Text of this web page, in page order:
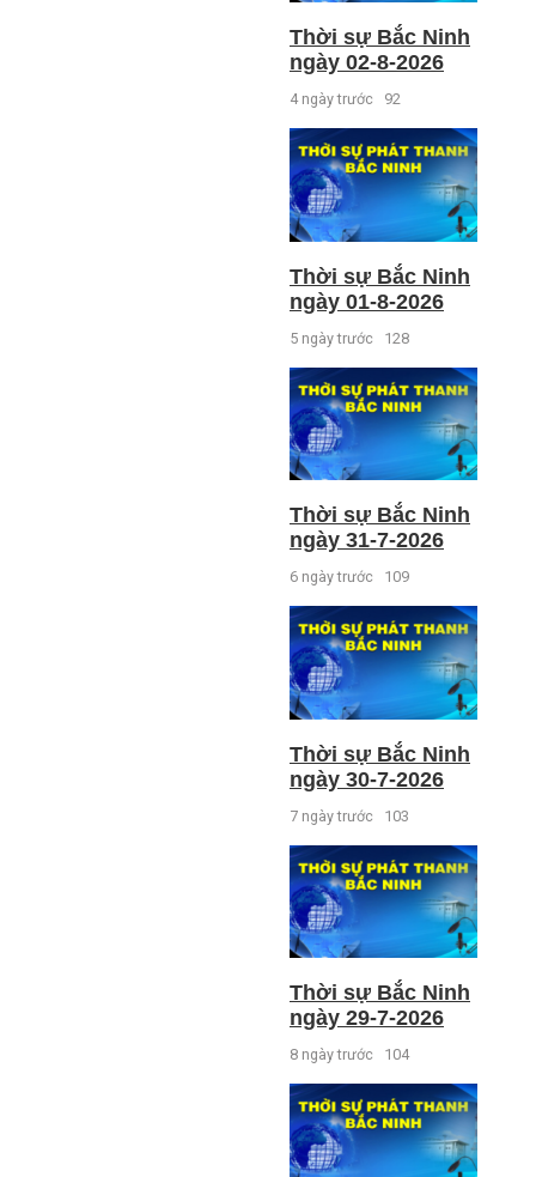
Thời sự Bắc Ninh
ngày 02-8-2026
4 ngày trước 92
Thời sự Bắc Ninh
ngày 01-8-2026
5 ngày trước 128
Thời sự Bắc Ninh
ngày 31-7-2026
6 ngày trước 109
Thời sự Bắc Ninh
ngày 30-7-2026
7 ngày trước 103
Thời sự Bắc Ninh
ngày 29-7-2026
8 ngày trước 104